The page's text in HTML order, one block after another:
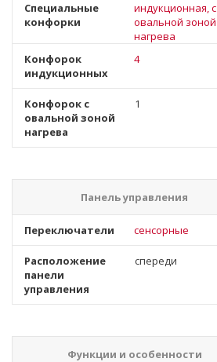
Специальные
конфорки
индукционная, с
овальной зоной
нагрева
Конфорок
индукционных
4
Конфорок с
овальной зоной
нагрева
1
Панель управления
Переключатели сенсорные
Расположение
панели
управления
спереди
Функции и особенности